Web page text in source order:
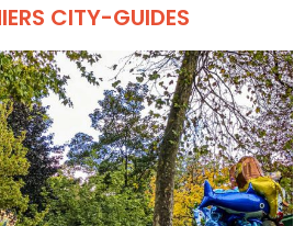
CITY-GUIDES